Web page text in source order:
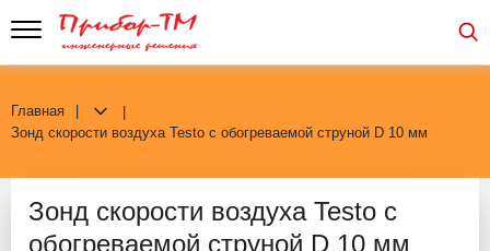
Главная
Зонд скорости воздуха Testo с обогреваемой струной D 10 мм
Зонд скорости воздуха Testo с
обогреваемой струной D 10 мм